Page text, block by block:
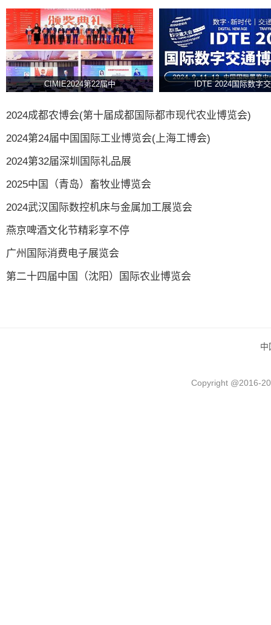
CIMIE2024第22届中 IDTE 2024国际数字交
2024成都农博会(第十届成都国际都市现代农业博览会)
2024第24届中国国际工业博览会(上海工博会)
2024第32届深圳国际礼品展
2025中国（青岛）畜牧业博览会
2024武汉国际数控机床与金属加工展览会
燕京啤酒文化节精彩享不停
广州国际消费电子展览会
第二十四届中国（沈阳）国际农业博览会
中
Copyright @2016-